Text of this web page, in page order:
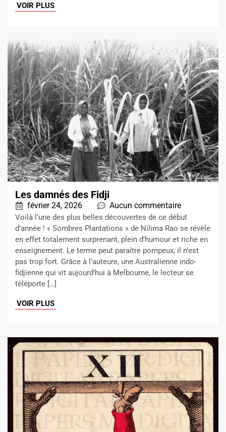
VOIR PLUS
Les damnés des Fidji
février 24, 2026 Aucun commentaire
Voilà l’une des plus belles découvertes de ce début
d’année ! « Sombres Plantations » de Nilima Rao se révèle
en effet totalement surprenant, plein d’humour et riche en
enseignement. Le terme peut paraître pompeux, il n’est
pas trop fort. Grâce à l’auteure, une Australienne indo-
fidjienne qui vit aujourd’hui à Melbourne, le lecteur se
téléporte […]
VOIR PLUS